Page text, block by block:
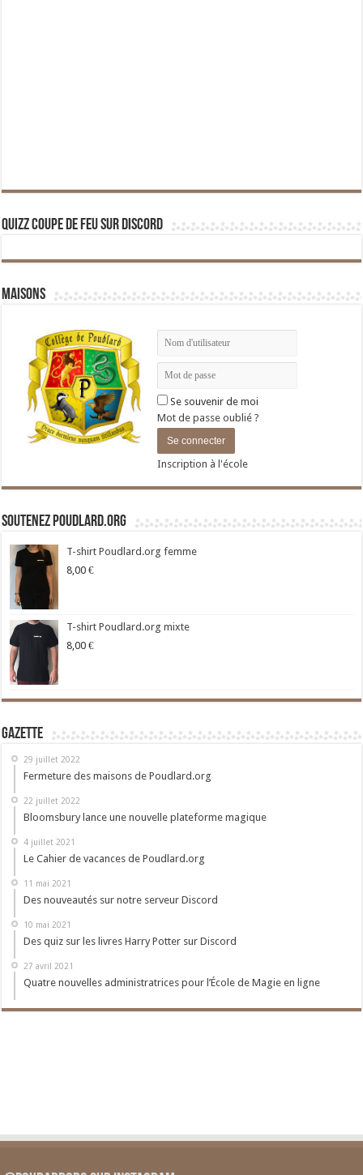
Quizz Coupe de Feu sur Discord
Maisons
Se souvenir de moi
Mot de passe oublié ?
Inscription à l'école
Soutenez Poudlard.org
T-shirt Poudlard.org femme
8,00 €
T-shirt Poudlard.org mixte
8,00 €
Gazette
29 juillet 2022
Fermeture des maisons de Poudlard.org
22 juillet 2022
Bloomsbury lance une nouvelle plateforme magique
4 juillet 2021
Le Cahier de vacances de Poudlard.org
11 mai 2021
Des nouveautés sur notre serveur Discord
10 mai 2021
Des quiz sur les livres Harry Potter sur Discord
27 avril 2021
Quatre nouvelles administratrices pour l’École de Magie en ligne